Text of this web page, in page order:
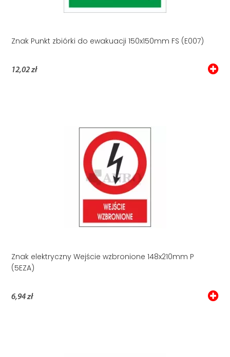
Znak Punkt zbiórki do ewakuacji 150x150mm FS (E007)
12,02 zł
Znak elektryczny Wejście wzbronione 148x210mm P
(5EZA)
6,94 zł